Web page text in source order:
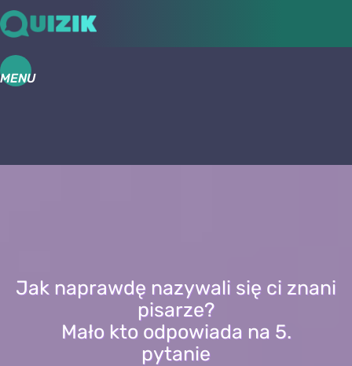
MENU
Jak naprawdę nazywali się ci znani
pisarze?
Mało kto odpowiada na 5.
pytanie